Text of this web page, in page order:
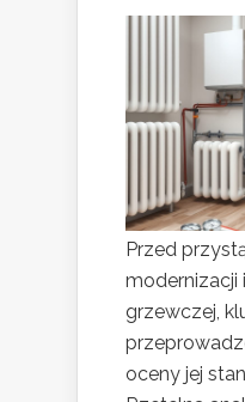
Przed
modernizacji
grzewczej,
oceny jej